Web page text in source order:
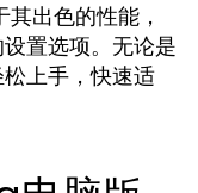
出色的性能，
置选项。无论是
上手，快速适